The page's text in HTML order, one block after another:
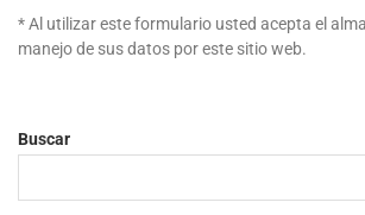
* Al utilizar este formulario usted acepta el
manejo de sus datos por este sitio web.
Buscar